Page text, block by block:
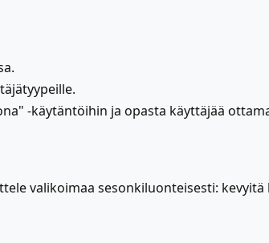
-käytäntöihin ja opasta käyttäjää
valikoimaa sesonkiluonteisesti: